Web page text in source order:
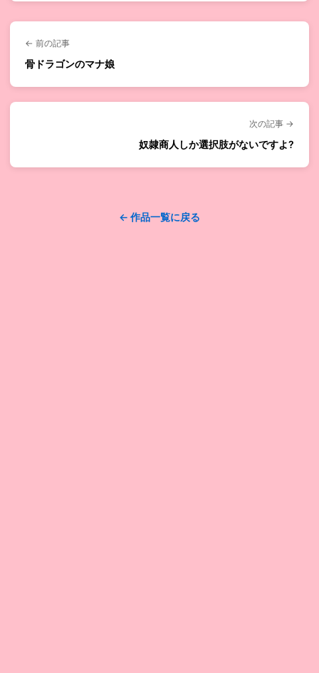
← 前の記事
骨ドラゴンのマナ娘
次の記事 →
奴隷商人しか選択肢がないですよ?
← 作品一覧に戻る